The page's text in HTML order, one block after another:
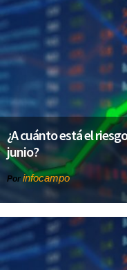
¿A cuánto está el
junio?
Por infocampo